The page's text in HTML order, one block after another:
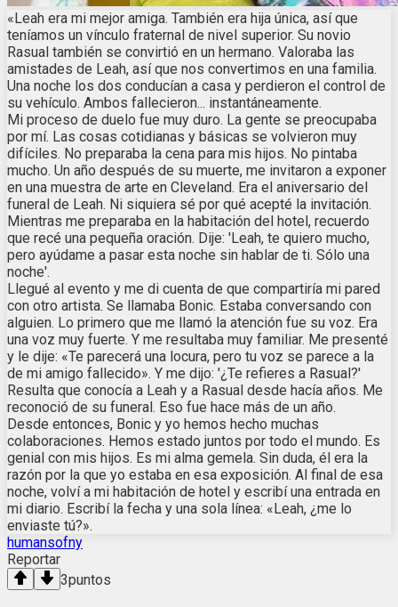
«Leah era mi mejor amiga. También era hija única, así que
teníamos un vínculo fraternal de nivel superior. Su novio
Rasual también se convirtió en un hermano. Valoraba las
amistades de Leah, así que nos convertimos en una familia.
Una noche los dos conducían a casa y perdieron el control de
su vehículo. Ambos fallecieron... instantáneamente.
Mi proceso de duelo fue muy duro. La gente se preocupaba
por mí. Las cosas cotidianas y básicas se volvieron muy
difíciles. No preparaba la cena para mis hijos. No pintaba
mucho. Un año después de su muerte, me invitaron a exponer
en una muestra de arte en Cleveland. Era el aniversario del
funeral de Leah. Ni siquiera sé por qué acepté la invitación.
Mientras me preparaba en la habitación del hotel, recuerdo
que recé una pequeña oración. Dije: 'Leah, te quiero mucho,
pero ayúdame a pasar esta noche sin hablar de ti. Sólo una
noche'.
Llegué al evento y me di cuenta de que compartiría mi pared
con otro artista. Se llamaba Bonic. Estaba conversando con
alguien. Lo primero que me llamó la atención fue su voz. Era
una voz muy fuerte. Y me resultaba muy familiar. Me presenté
y le dije: «Te parecerá una locura, pero tu voz se parece a la
de mi amigo fallecido». Y me dijo: '¿Te refieres a Rasual?'
Resulta que conocía a Leah y a Rasual desde hacía años. Me
reconoció de su funeral. Eso fue hace más de un año.
Desde entonces, Bonic y yo hemos hecho muchas
colaboraciones. Hemos estado juntos por todo el mundo. Es
genial con mis hijos. Es mi alma gemela. Sin duda, él era la
razón por la que yo estaba en esa exposición. Al final de esa
noche, volví a mi habitación de hotel y escribí una entrada en
mi diario. Escribí la fecha y una sola línea: «Leah, ¿me lo
enviaste tú?».
humansofny
Reportar
3puntos